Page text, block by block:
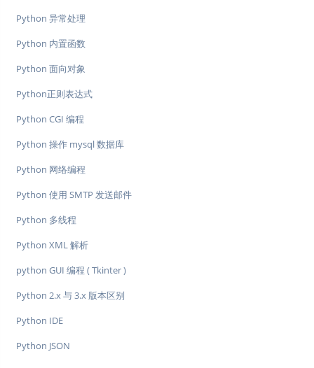
Python 异常处理
Python 内置函数
Python 面向对象
Python正则表达式
Python CGI 编程
Python 操作 mysql 数据库
Python 网络编程
Python 使用 SMTP 发送邮件
Python 多线程
Python XML 解析
python GUI 编程 ( Tkinter )
Python 2.x 与 3​​.x 版本区别
Python IDE
Python JSON